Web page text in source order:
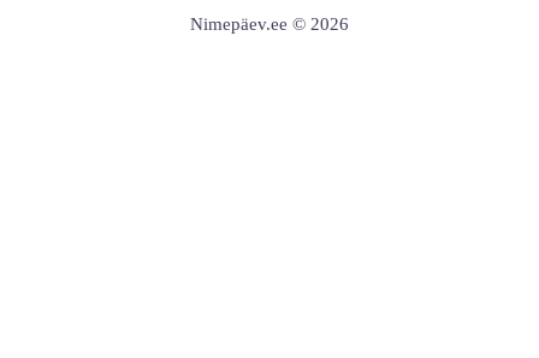
Nimepäev.ee © 2026